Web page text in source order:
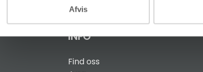
Afvis
INFO
Find oss